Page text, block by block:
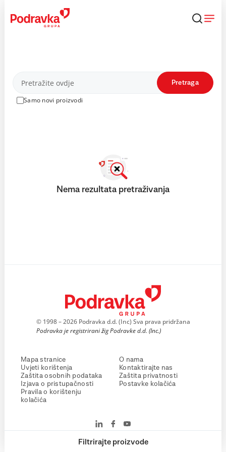
content
Proizvodi
Samo novi proizvodi
Pretraga
Filtrirajte proizvode
Nema rezultata pretraživanja
© 1998 – 2026 Podravka d.d. (Inc) Sva prava pridržana
Podravka je registrirani žig Podravke d.d. (Inc.)
Mapa stranice
Uvjeti korištenja
Zaštita osobnih podataka
Izjava o pristupačnosti
Pravila o korištenju
kolačića
O nama
Kontaktirajte nas
Zaštita privatnosti
Postavke kolačića